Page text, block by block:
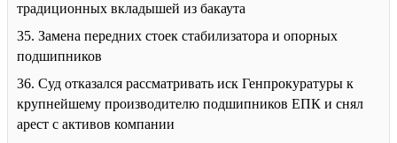
традиционных вкладышей из бакаута
35. Замена передних стоек стабилизатора и опорных
подшипников
36. Суд отказался рассматривать иск Генпрокуратуры к
крупнейшему производителю подшипников ЕПК и снял
арест с активов компании